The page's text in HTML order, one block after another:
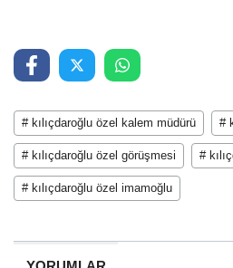
# kılıçdaroğlu özel kalem müdürü #
# kılıçdaroğlu özel görüşmesi #
# kılıçdaroğlu özel imamoğlu